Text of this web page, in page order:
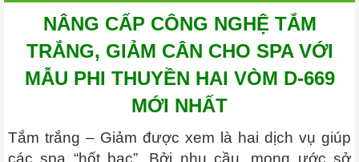
NÂNG CẤP CÔNG NGHỆ TẮM
TRẮNG, GIẢM CÂN CHO SPA VỚI
MẪU PHI THUYỀN HAI VÒM D-669
MỚI NHẤT
Tắm trắng – Giảm được xem là hai dịch vụ giúp
các spa “hốt bạc”. Bởi nhu cầu, mong ước sở